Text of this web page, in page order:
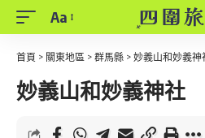
Font
Resizer
Aa
首頁 > 關東地區 > 群馬縣 > 妙義山和妙義神
妙義山和妙義神社